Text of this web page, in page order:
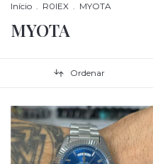
Início . R0lEX . MYOTA
MYOTA
Ordenar